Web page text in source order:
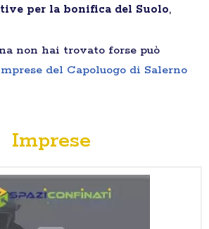
per la bonifica del Suolo,
non hai trovato forse può
del Capoluogo di Salerno
Imprese